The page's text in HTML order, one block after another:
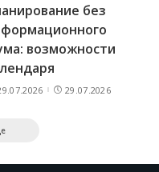
без
возможности
29.07.2026